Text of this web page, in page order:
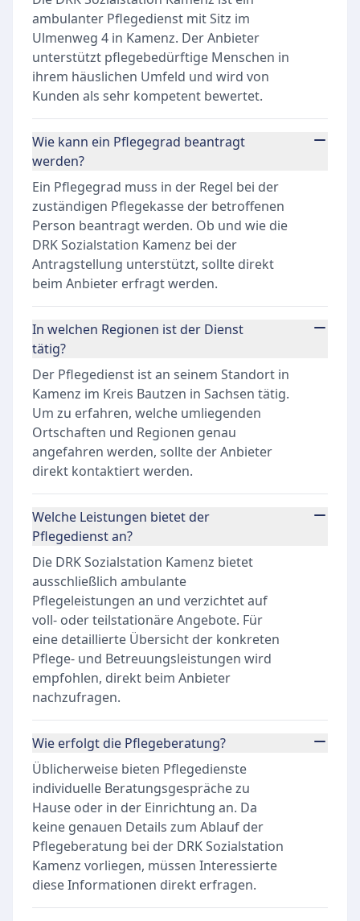
ambulanter Pflegedienst mit Sitz im
Ulmenweg 4 in Kamenz. Der Anbieter
unterstützt pflegebedürftige Menschen in
ihrem häuslichen Umfeld und wird von
Kunden als sehr kompetent bewertet.
Wie kann ein Pflegegrad beantragt
werden?
Ein Pflegegrad muss in der Regel bei der
zuständigen Pflegekasse der betroffenen
Person beantragt werden. Ob und wie die
DRK Sozialstation Kamenz bei der
Antragstellung unterstützt, sollte direkt
beim Anbieter erfragt werden.
In welchen Regionen ist der Dienst
tätig?
Der Pflegedienst ist an seinem Standort in
Kamenz im Kreis Bautzen in Sachsen tätig.
Um zu erfahren, welche umliegenden
Ortschaften und Regionen genau
angefahren werden, sollte der Anbieter
direkt kontaktiert werden.
Welche Leistungen bietet der
Pflegedienst an?
Die DRK Sozialstation Kamenz bietet
ausschließlich ambulante
Pflegeleistungen an und verzichtet auf
voll- oder teilstationäre Angebote. Für
eine detaillierte Übersicht der konkreten
Pflege- und Betreuungsleistungen wird
empfohlen, direkt beim Anbieter
nachzufragen.
Wie erfolgt die Pflegeberatung?
Üblicherweise bieten Pflegedienste
individuelle Beratungsgespräche zu
Hause oder in der Einrichtung an. Da
keine genauen Details zum Ablauf der
Pflegeberatung bei der DRK Sozialstation
Kamenz vorliegen, müssen Interessierte
diese Informationen direkt erfragen.